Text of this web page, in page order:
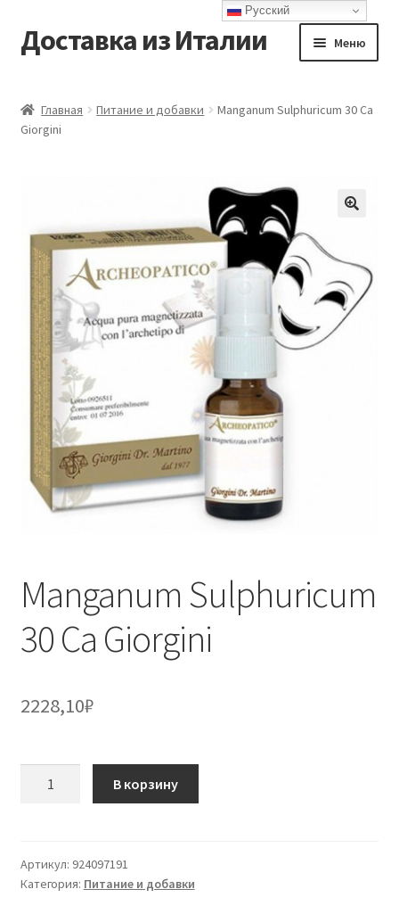
Перейти
к
Перейти
к
Доставка из Италии Меню
Доставка
Корзина
Мой аккаунт
Оформление заказа
Главная Питание и добавки
Manganum Sulphuricum 30 Ca
Giorgini
Manganum Sulphuricum
30 Ca Giorgini
2228,10₽
30
Ca
В корзину
Артикул: 924097191
Категория: Питание и добавки
Русский